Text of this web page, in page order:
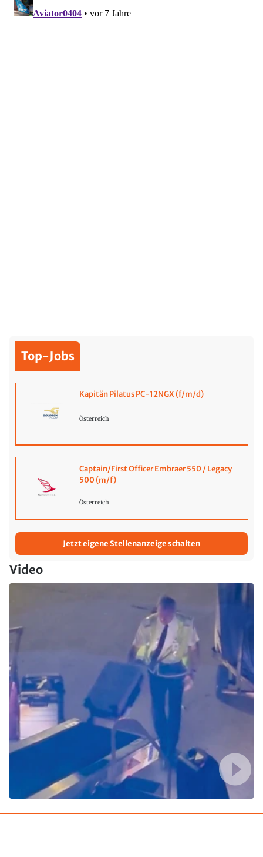
Top-Jobs
Kapitän Pilatus PC-12NGX (f/m/d)
Österreich
Captain/First Officer Embraer 550 / Legacy
500 (m/f)
Österreich
Jetzt eigene Stellenanzeige schalten
Video